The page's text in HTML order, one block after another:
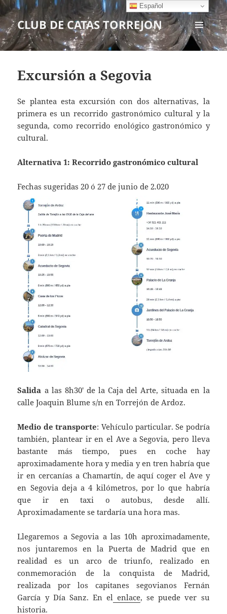
CLUB DE CATAS TORREJON
MENÚ
Y
Excursión a Segovia
Se plantea esta excursión con dos alternativas, la
primera es un recorrido gastronómico cultural y la
segunda, como recorrido enológico gastronómico y
cultural.
Alternativa 1: Recorrido gastronómico cultural
Fechas sugeridas 20 ó 27 de junio de 2.020
Salida a las 8h30′ de la Caja del Arte, situada en la
calle Joaquin Blume s/n en Torrejón de Ardoz.
Medio de transporte: Vehículo particular. Se podría
también, plantear ir en el Ave a Segovia, pero lleva
bastante más tiempo, pues en coche hay
aproximadamente hora y media y en tren habría que
ir en cercanías a Chamartín, de aquí coger el Ave y
en Segovia deja a 4 kilómetros, por lo que habría
que ir en taxi o autobus, desde allí.
Aproximadamente se tardaría una hora mas.
Llegaremos a Segovia a las 10h aproximadamente,
nos juntaremos en la Puerta de Madrid que en
realidad es un arco de triunfo, realizado en
conmemoración de la conquista de Madrid,
realizada por los capitanes segovianos Fernán
García y Día Sanz. En el enlace, se puede ver su
historia.
Español